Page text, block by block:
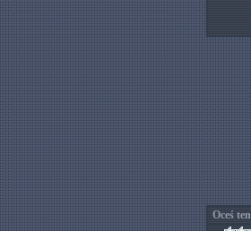
Oceś